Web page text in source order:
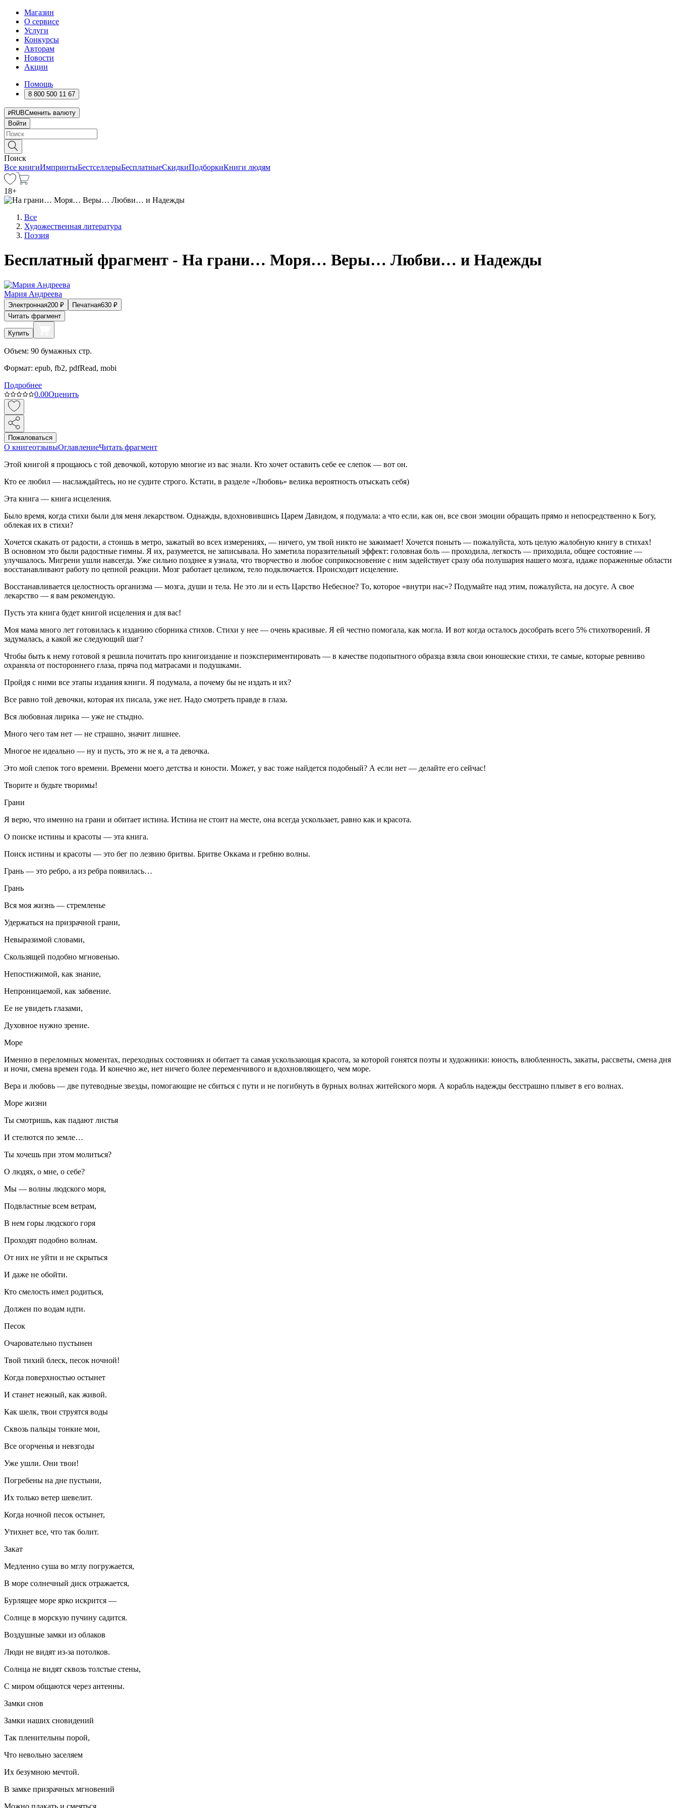
Магазин
О сервисе
Услуги
Конкурсы
Авторам
Новости
Акции
Помощь
8 800 500 11 67
RUBСменить валюту
Войти
Поиск
Все книгиИмпринтыБестселлерыБесплатныеСкидкиПодборкиКниги людям
18+
Все
Художественная литература
Поэзия
Бесплатный фрагмент - На грани… Моря… Веры… Любви… и Надежды
Мария Андреева
Электронная200 ₽ Печатная630 ₽
Читать фрагмент
Купить
Объем: 90 бумажных стр.
Формат: epub, fb2, pdfRead, mobi
Подробнее
0.00Оценить
Пожаловаться
О книгеотзывыОглавлениеЧитать фрагмент
Этой книгой я прощаюсь с той девочкой, которую многие из вас знали. Кто хочет оставить себе ее слепок — вот он.
Кто ее любил — наслаждайтесь, но не судите строго. Кстати, в разделе «Любовь» велика вероятность отыскать себя)
Эта книга — книга исцеления.
Было время, когда стихи были для меня лекарством. Однажды, вдохновившись Царем Давидом, я подумала: а что если, как он, все свои эмоции обращать прямо и непосредственно к Богу,
облекая их в стихи?
Хочется скакать от радости, а стоишь в метро, зажатый во всех измерениях, — ничего, ум твой никто не зажимает! Хочется поныть — пожалуйста, хоть целую жалобную книгу в стихах!
В основном это были радостные гимны. Я их, разумеется, не записывала. Но заметила поразительный эффект: головная боль — проходила, легкость — приходила, общее состояние —
улучшалось. Мигрени ушли навсегда. Уже сильно позднее я узнала, что творчество и любое соприкосновение с ним задействует сразу оба полушария нашего мозга, идаже пораженные области
восстанавливают работу по цепной реакции. Мозг работает целиком, тело подключается. Происходит исцеление.
Восстанавливается целостность организма — мозга, души и тела. Не это ли и есть Царство Небесное? То, которое «внутри нас»? Подумайте над этим, пожалуйста, на досуге. А свое
лекарство — я вам рекомендую.
Пусть эта книга будет книгой исцеления и для вас!
Моя мама много лет готовилась к изданию сборника стихов. Стихи у нее — очень красивые. Я ей честно помогала, как могла. И вот когда осталось дособрать всего 5% стихотворений. Я
задумалась, а какой же следующий шаг?
Чтобы быть к нему готовой я решила почитать про книгоиздание и поэкспериментировать — в качестве подопытного образца взяла свои юношеские стихи, те самые, которые ревниво
охраняла от постороннего глаза, пряча под матрасами и подушками.
Пройдя с ними все этапы издания книги. Я подумала, а почему бы не издать и их?
Все равно той девочки, которая их писала, уже нет. Надо смотреть правде в глаза.
Вся любовная лирика — уже не стыдно.
Много чего там нет — не страшно, значит лишнее.
Многое не идеально — ну и пусть, это ж не я, а та девочка.
Это мой слепок того времени. Времени моего детства и юности. Может, у вас тоже найдется подобный? А если нет — делайте его сейчас!
Творите и будьте творимы!
Грани
Я верю, что именно на грани и обитает истина. Истина не стоит на месте, она всегда ускользает, равно как и красота.
О поиске истины и красоты — эта книга.
Поиск истины и красоты — это бег по лезвию бритвы. Бритве Оккама и гребню волны.
Грань — это ребро, а из ребра появилась…
Грань
Вся моя жизнь — стремленье
Удержаться на призрачной грани,
Невыразимой словами,
Скользящей подобно мгновенью.
Непостижимой, как знание,
Непроницаемой, как забвение.
Ее не увидеть глазами,
Духовное нужно зрение.
Море
Именно в переломных моментах, переходных состояниях и обитает та самая ускользающая красота, за которой гонятся поэты и художники: юность, влюбленность, закаты, рассветы, смена дня
и ночи, смена времен года. И конечно же, нет ничего более переменчивого и вдохновляющего, чем море.
Вера и любовь — две путеводные звезды, помогающие не сбиться с пути и не погибнуть в бурных волнах житейского моря. А корабль надежды бесстрашно плывет в его волнах.
Море жизни
Ты смотришь, как падают листья
И стелются по земле…
Ты хочешь при этом молиться?
О людях, о мне, о себе?
Мы — волны людского моря,
Подвластные всем ветрам,
В нем горы людского горя
Проходят подобно волнам.
От них не уйти и не скрыться
И даже не обойти.
Кто смелость имел родиться,
Должен по водам идти.
Песок
Очаровательно пустынен
Твой тихий блеск, песок ночной!
Когда поверхностью остынет
И станет нежный, как живой.
Как шелк, твои струятся воды
Сквозь пальцы тонкие мои,
Все огорченья и невзгоды
Уже ушли. Они твои!
Погребены на дне пустыни,
Их только ветер шевелит.
Когда ночной песок остынет,
Утихнет все, что так болит.
Закат
Медленно суша во мглу погружается,
В море солнечный диск отражается,
Бурлящее море ярко искрится —
Солнце в морскую пучину садится.
Воздушные замки из облаков
Люди не видят из-за потолков.
Солнца не видят сквозь толстые стены,
С миром общаются через антенны.
Замки снов
Замки наших сновидений
Так пленительны порой,
Что невольно заселяем
Их безумною мечтой.
В замке призрачных мгновений
Можно плакать и смеяться.